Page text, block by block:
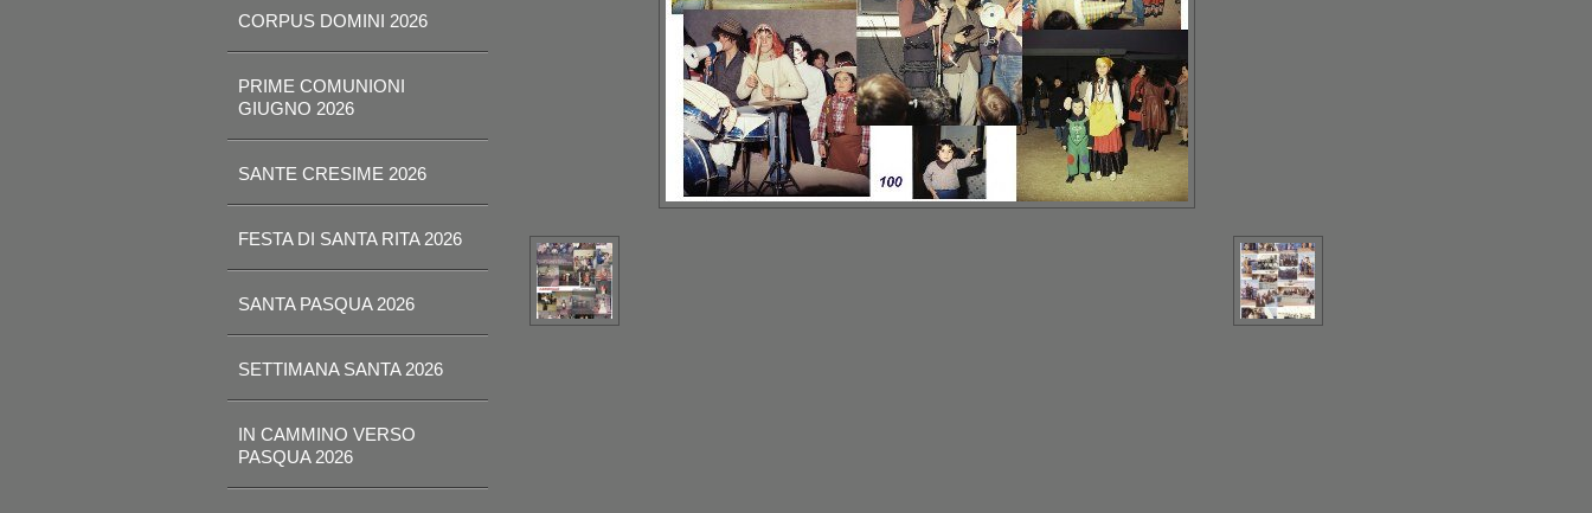
CORPUS DOMINI 2026
PRIME COMUNIONI
GIUGNO 2026
SANTE CRESIME 2026
FESTA DI SANTA RITA 2026
SANTA PASQUA 2026
SETTIMANA SANTA 2026
IN CAMMINO VERSO
PASQUA 2026